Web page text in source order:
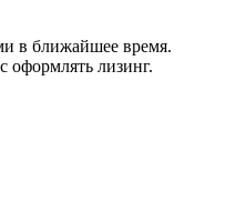
в ближайшее время.
оформлять лизинг.